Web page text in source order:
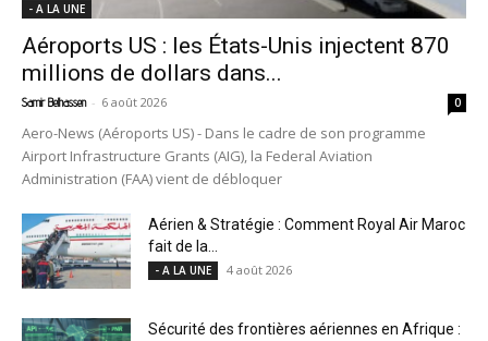
- A LA UNE
Aéroports US : les États-Unis injectent 870
millions de dollars dans...
Samir Belhassen - 6 août 2026 0
Aero-News (Aéroports US) - Dans le cadre de son programme
Airport Infrastructure Grants (AIG), la Federal Aviation
Administration (FAA) vient de débloquer
Aérien & Stratégie : Comment Royal Air Maroc
fait de la...
- A LA UNE 4 août 2026
Sécurité des frontières aériennes en Afrique :